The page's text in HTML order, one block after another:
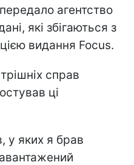
агентство
які збігаються з
видання Focus.
справ
ці
у яких я брав